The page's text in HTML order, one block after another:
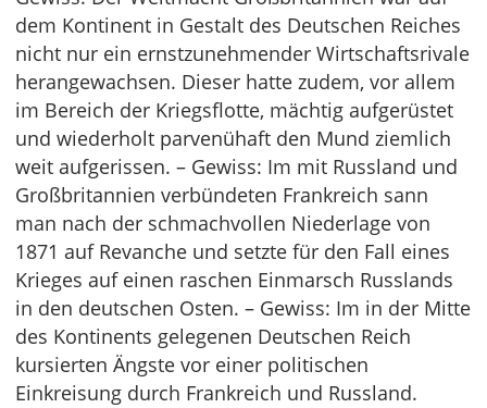
dem Kontinent in Gestalt des Deutschen Reiches
nicht nur ein ernstzunehmender Wirtschaftsrivale
herangewachsen. Dieser hatte zudem, vor allem
im Bereich der Kriegsflotte, mächtig aufgerüstet
und wiederholt parvenühaft den Mund ziemlich
weit aufgerissen. – Gewiss: Im mit Russland und
Großbritannien verbündeten Frankreich sann
man nach der schmachvollen Niederlage von
1871 auf Revanche und setzte für den Fall eines
Krieges auf einen raschen Einmarsch Russlands
in den deutschen Osten. – Gewiss: Im in der Mitte
des Kontinents gelegenen Deutschen Reich
kursierten Ängste vor einer politischen
Einkreisung durch Frankreich und Russland.